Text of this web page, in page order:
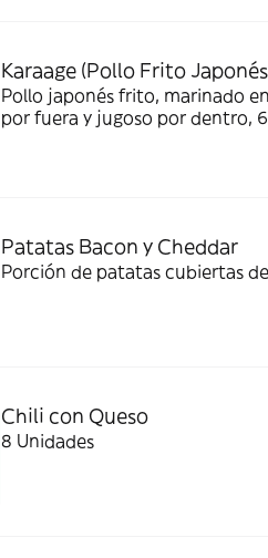
Karaage (Pollo Frito
Pollo japonés frito, marinado
por fuera y jugoso por dentro,
Patatas Bacon y Cheddar
Porción de patatas cubiertas
Chili con Queso
8 Unidades